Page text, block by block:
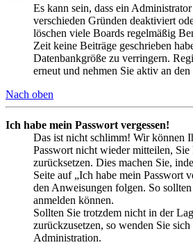
Es kann sein, dass ein
verschieden Gründen deaktiviert
löschen viele Boards regelmäßig
Zeit keine Beiträge geschrieben
Datenbankgröße zu verringern.
erneut und nehmen Sie aktiv an
Nach oben
Ich habe mein Passwort vergessen!
Das ist nicht schlimm! Wir können
Passwort nicht wieder mitteilen, Sie
zurücksetzen. Dies machen Sie,
Seite auf „Ich habe mein Passwort
den Anweisungen folgen. So
anmelden können.
Sollten Sie trotzdem nicht in der
zurückzusetzen, so wenden Sie
Administration.